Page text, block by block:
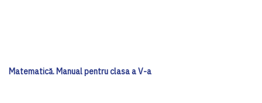
Matematică. Manual pentru clasa a V-a